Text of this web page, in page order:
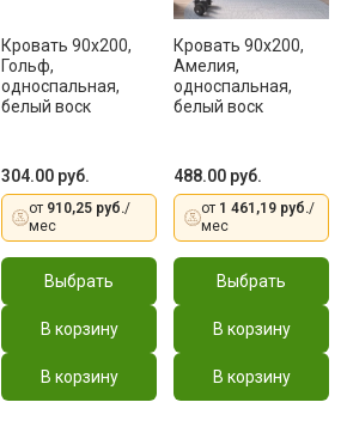
Кровать 90x200,
Гольф,
односпальная,
белый воск
304.00 руб.
от 910,25 руб./
мес
Выбрать
В корзину
В корзину
Кровать 90x200,
Амелия,
односпальная,
белый воск
488.00 руб.
от 1 461,19 руб./
мес
Выбрать
В корзину
В корзину